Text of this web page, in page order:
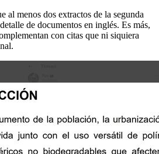
al menos dos extractos de la segunda
de documentos en inglés. Es más,
con citas que ni siquiera